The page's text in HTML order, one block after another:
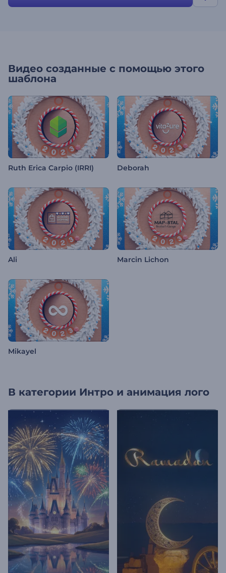
Видео созданные с помощью этого
шаблона
Ruth Erica Carpio (IRRI) Deborah
Ali Marcin Lichon
Mikayel
В категории Интро и анимация лого